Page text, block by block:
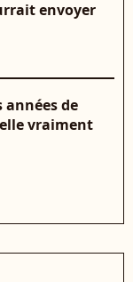
envoyer
années de
vraiment